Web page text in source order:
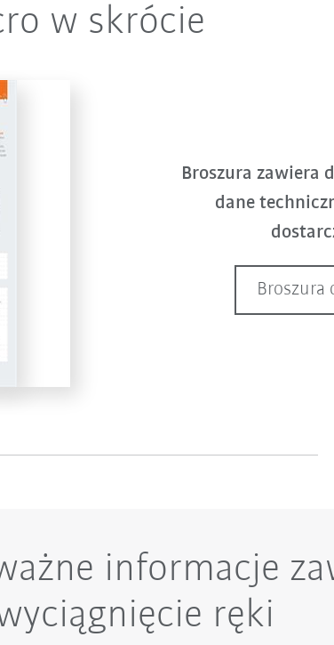
w skrócie
Broszura zawiera
dane
Broszura
informacje
ręki